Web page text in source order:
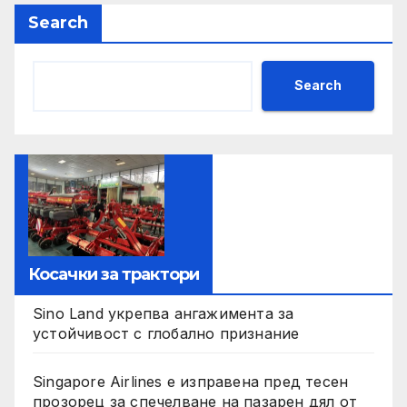
Search
Search
Косачки за трактори
Sino Land укрепва ангажимента за
устойчивост с глобално признание
Singapore Airlines е изправена пред тесен
прозорец за спечелване на пазарен дял от